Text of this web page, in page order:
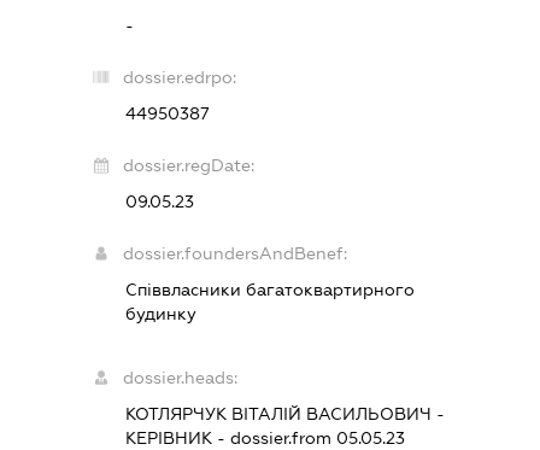
-
dossier.edrpo:
44950387
dossier.regDate:
09.05.23
dossier.foundersAndBenef:
Співвласники багатоквартирного
будинку
dossier.heads:
КОТЛЯРЧУК ВІТАЛІЙ ВАСИЛЬОВИЧ -
КЕРІВНИК - dossier.from 05.05.23